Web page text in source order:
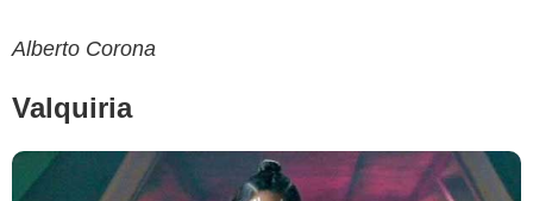
Alberto Corona
Valquiria